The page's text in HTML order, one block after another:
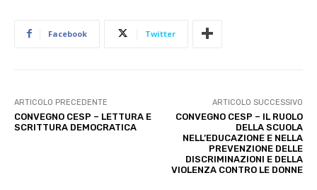
Facebook Twitter
ARTICOLO PRECEDENTE
CONVEGNO CESP – LETTURA E
SCRITTURA DEMOCRATICA
ARTICOLO SUCCESSIVO
CONVEGNO CESP – IL RUOLO
DELLA SCUOLA
NELL’EDUCAZIONE E NELLA
PREVENZIONE DELLE
DISCRIMINAZIONI E DELLA
VIOLENZA CONTRO LE DONNE